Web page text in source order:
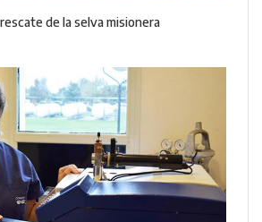
de la selva misionera